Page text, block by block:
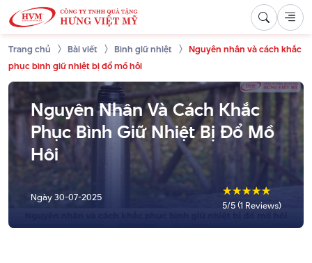
Trang chủ Bài viết Bình giữ nhiệt
Nguyên nhân và cách khắc
phục bình giữ nhiệt bị đổ mồ hôi
Nguyên Nhân Và Cách Khắc
Phục Bình Giữ Nhiệt Bị Đổ Mồ
Hôi
Ngày30-07-2025 ☆
☆
☆
☆
☆
5/5 (1 Reviews)